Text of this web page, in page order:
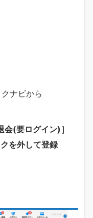
ナビから
(要ログイン)］
を外して登録